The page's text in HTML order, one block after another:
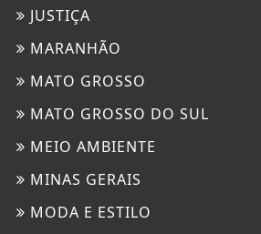
JUSTIÇA
MARANHÃO
MATO GROSSO
MATO GROSSO DO SUL
MEIO AMBIENTE
MINAS GERAIS
MODA E ESTILO